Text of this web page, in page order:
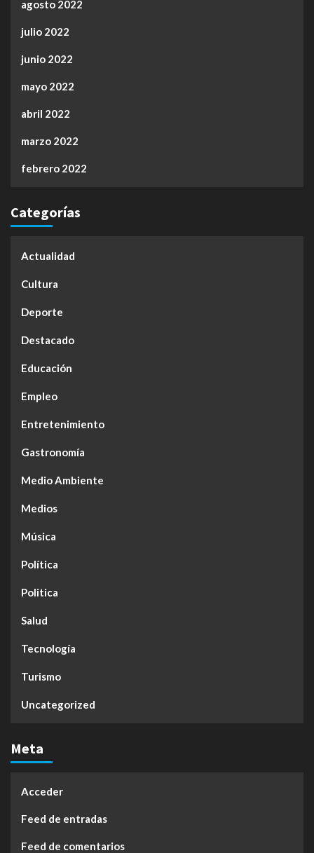
agosto 2022
julio 2022
junio 2022
mayo 2022
abril 2022
marzo 2022
febrero 2022
Categorías
Actualidad
Cultura
Deporte
Destacado
Educación
Empleo
Entretenimiento
Gastronomía
Medio Ambiente
Medios
Música
Política
Politica
Salud
Tecnología
Turismo
Uncategorized
Meta
Acceder
Feed de entradas
Feed de comentarios